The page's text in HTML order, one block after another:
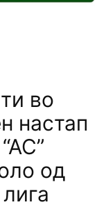
во
настап
од